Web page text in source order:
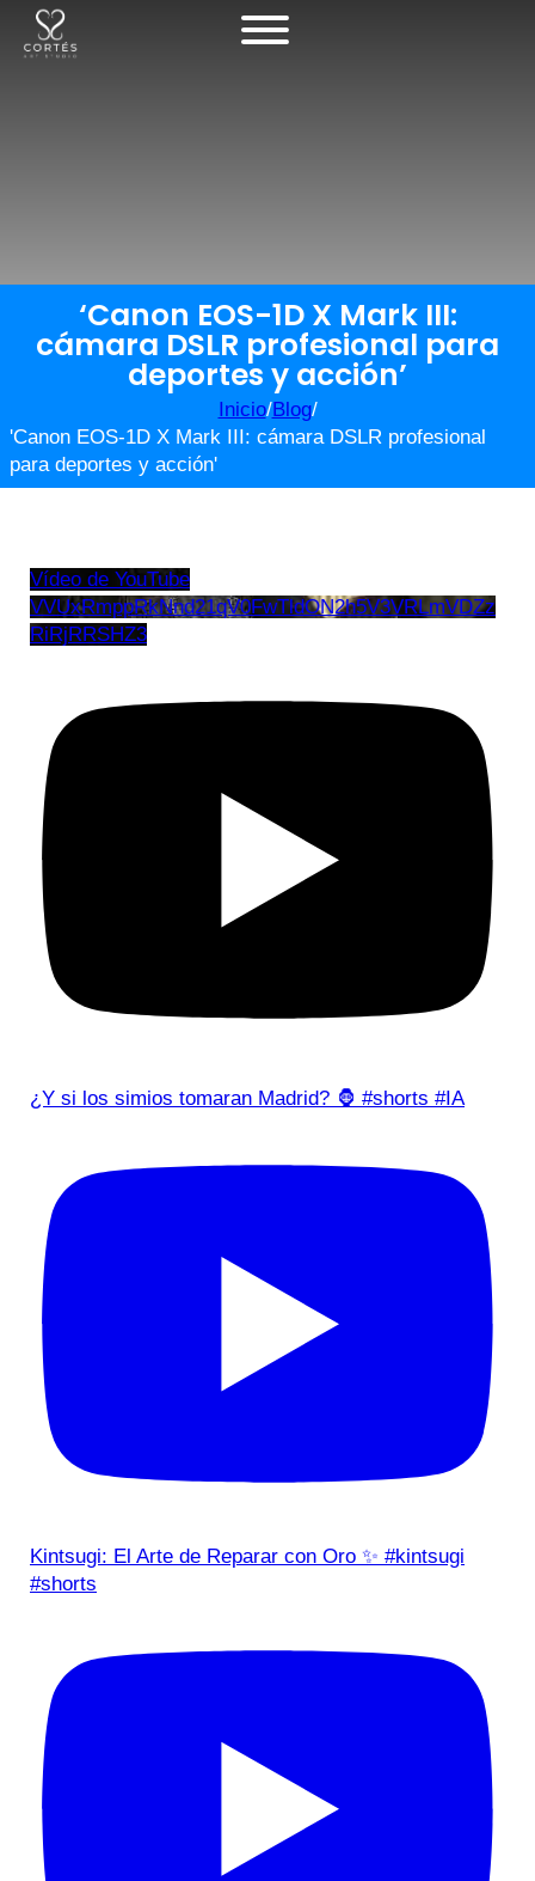
‘Canon EOS-1D X Mark III:
cámara DSLR profesional para
deportes y acción’
Inicio/Blog/
'Canon EOS-1D X Mark III: cámara DSLR profesional
para deportes y acción'
Vídeo de YouTube
VVUxRmppRkNnd21qV0FwTldON2h5V3VRLmVDZz
RiRjRRSHZ3
¿Y si los simios tomaran Madrid? 🦍 #shorts #IA
Kintsugi: El Arte de Reparar con Oro ✨ #kintsugi
#shorts